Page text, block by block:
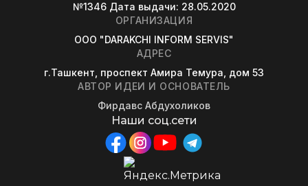
№1346 Дата выдачи: 28.05.2020
ОРГАНИЗАЦИЯ
OOO "DARAKCHI INFORM SERVIS"
АДРЕС
г.Ташкент, проспект Амира Темура, дом 53
АВТОР ИДЕИ И ОСНОВАТЕЛЬ
Фирдавс Абдухоликов
Наши соц.сети